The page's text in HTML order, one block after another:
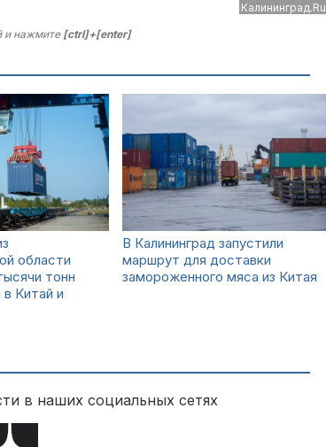
Калининград.Ru
и нажмите[ctrl]+[enter]
области
тонн
Китай и
В Калининград запустили
маршрут для доставки
замороженного мяса из Китая
в наших социальных сетях